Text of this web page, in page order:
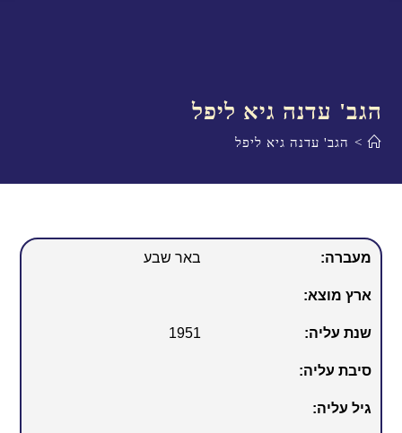
הגב' עדנה גיא ליפל
> הגב' עדנה גיא ליפל
מעברה: באר שבע
ארץ מוצא:
שנת עליה: 1951
סיבת עליה:
גיל עליה: